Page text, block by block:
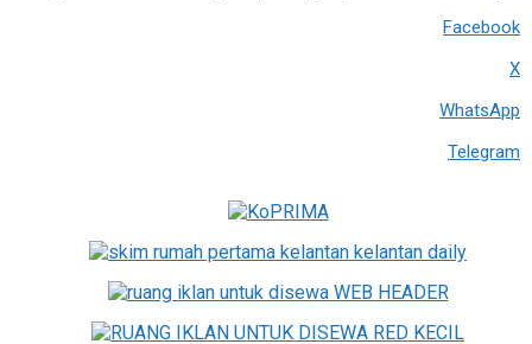
Facebook
X
WhatsApp
Telegram